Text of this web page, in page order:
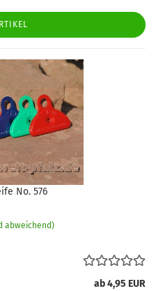
No. 576
abweichend)
ab 4,95 EUR